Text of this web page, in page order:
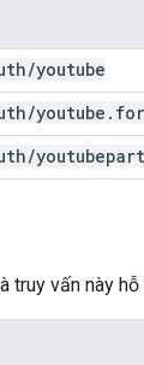
/youtube
/youtube .
/
truy vấn này